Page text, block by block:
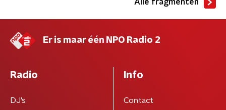
Alle fragmenten
Er is maar één NPO Radio 2
Radio
DJ’s
Info
Contact